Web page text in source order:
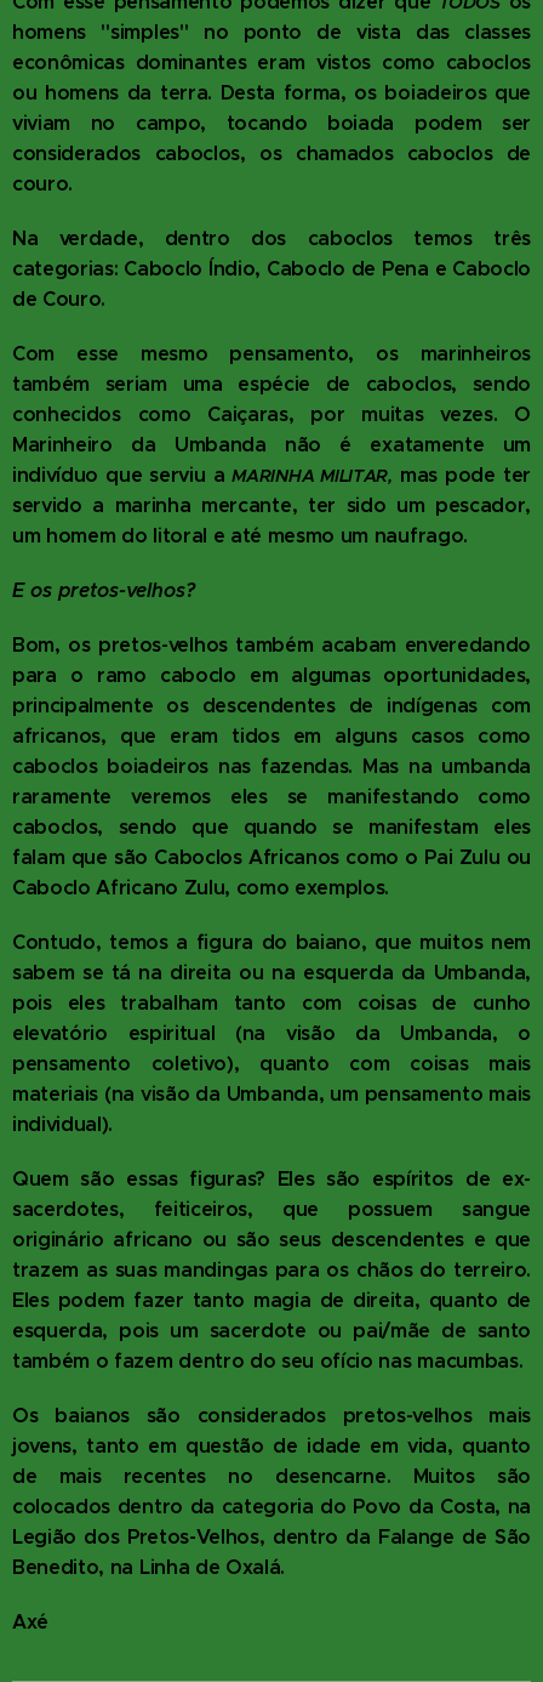
homens "simples" no ponto de vista das classes
econômicas dominantes eram vistos como caboclos
ou homens da terra. Desta forma, os boiadeiros que
viviam no campo, tocando boiada podem ser
considerados caboclos, os chamados caboclos de
couro.
Na verdade, dentro dos caboclos temos três
categorias: Caboclo Índio, Caboclo de Pena e Caboclo
de Couro.
Com esse mesmo pensamento, os marinheiros
também seriam uma espécie de caboclos, sendo
conhecidos como Caiçaras, por muitas vezes. O
Marinheiro da Umbanda não é exatamente um
indivíduo que serviu aMARINHA MILITAR, mas pode ter
servido a marinha mercante, ter sido um pescador,
um homem do litoral e até mesmo um naufrago.
E os pretos-velhos?
Bom, os pretos-velhos também acabam enveredando
para o ramo caboclo em algumas oportunidades,
principalmente os descendentes de indígenas com
africanos, que eram tidos em alguns casos como
caboclos boiadeiros nas fazendas. Mas na umbanda
raramente veremos eles se manifestando como
caboclos, sendo que quando se manifestam eles
falam que são Caboclos Africanos como o Pai Zulu ou
Caboclo Africano Zulu, como exemplos.
Contudo, temos a figura do baiano, que muitos nem
sabem se tá na direita ou na esquerda da Umbanda,
pois eles trabalham tanto com coisas de cunho
elevatório espiritual (na visão da Umbanda, o
pensamento coletivo), quanto com coisas mais
materiais (na visão da Umbanda, um pensamento mais
individual).
Quem são essas figuras? Eles são espíritos de ex-
sacerdotes, feiticeiros, que possuem sangue
originário africano ou são seus descendentes e que
trazem as suas mandingas para os chãos do terreiro.
Eles podem fazer tanto magia de direita, quanto de
esquerda, pois um sacerdote ou pai/mãe de santo
também o fazem dentro do seu ofício nas macumbas.
Os baianos são considerados pretos-velhos mais
jovens, tanto em questão de idade em vida, quanto
de mais recentes no desencarne. Muitos são
colocados dentro da categoria do Povo da Costa, na
Legião dos Pretos-Velhos, dentro da Falange de São
Benedito, na Linha de Oxalá.
Axé